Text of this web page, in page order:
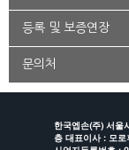
등록 및 보증연장
문의처
한국엡손(주) 서울
층 대표이사 : 모로